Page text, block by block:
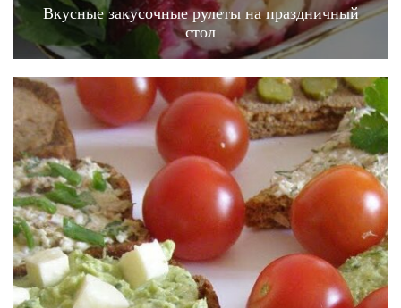
Вкусные закусочные рулеты на праздничный
стол